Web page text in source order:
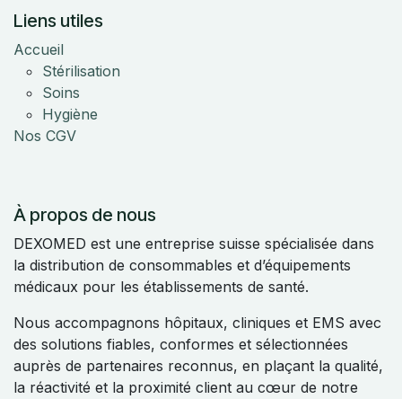
Liens utiles
Accueil
Stérilisation
Soins
Hygiène
Nos CGV
À propos de nous
DEXOMED est une entreprise suisse spécialisée dans
la distribution de consommables et d’équipements
médicaux pour les établissements de santé.
Nous accompagnons hôpitaux, cliniques et EMS avec
des solutions fiables, conformes et sélectionnées
auprès de partenaires reconnus, en plaçant la qualité,
la réactivité et la proximité client au cœur de notre